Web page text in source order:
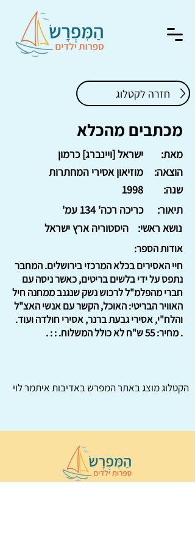
חזרה לקטלוג
מכתבים מהכלא
ישראל [ויינברג] כרמון
מאת:
מוזיאון אסירי המחתרות
הוצאה:
1998
שנה:
כריכה רכה' 134 עמ'
תיאור:
היסטוריה ארץ ישראל
נושא ראשי:
אודות הספר:
חיי האסירים בכלא המרכזי בירושלים. המחבר
נתפס על ידי בלשים בריטים, כאשר ניסה עם
חברי מהפלמ"ל לרכוש נשק שנגנב ממחנה חיל
האוויר הבריטי: האוכל, הקשר עם אנשי האצ"ל
והלח"י, אסירי גבעת ברנר, אסירי חולדה ועוד.
. מחיר: 55 ש"ח לא כולל המשלוח. : : .
הקטלוג מוצג באתרהמפרשבאדיבות איתמר לוי